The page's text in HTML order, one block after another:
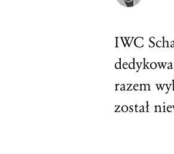
IWC
razem
został